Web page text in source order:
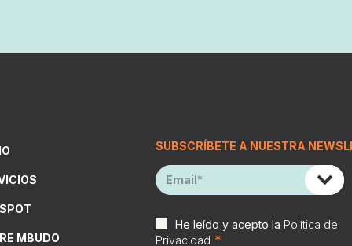
MBUDO
SUBSCRÍBETE A NUESTRA
He leído y acepto la Política de
Privacidad *